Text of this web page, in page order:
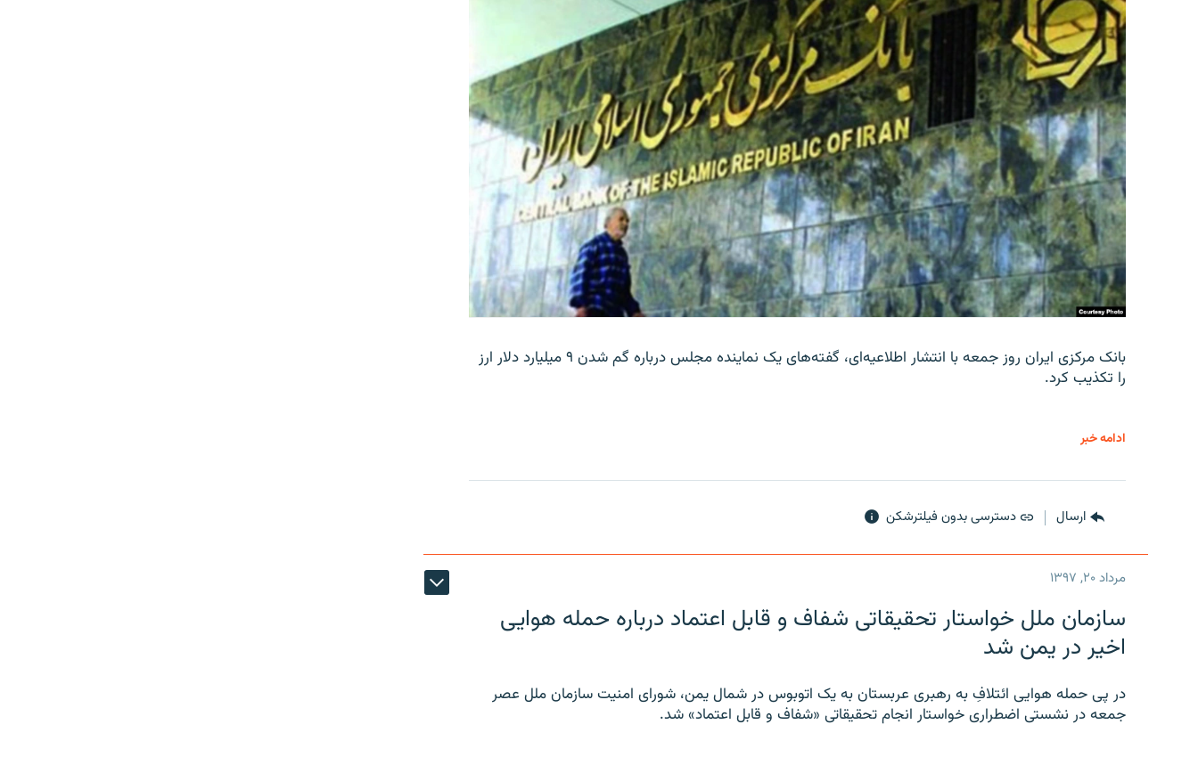
بانک مرکزی ایران روز جمعه با انتشار اطلاعیه‌ای، گفته‌های یک نماینده مجلس درباره گم شدن ۹ میلیارد دلار ارز
را تکذیب کرد.
ادامه خبر
ارسال دسترسی بدون فیلترشکن
مرداد ۲۰, ۱۳۹۷
سازمان ملل خواستار تحقیقاتی شفاف و قابل اعتماد درباره حمله هوایی
اخیر در یمن شد
در پی حمله هوایی ائتلافِ به رهبری عربستان به یک اتوبوس در شمال یمن، شورای امنیت سازمان ملل عصر
جمعه در نشستی اضطراری خواستار انجام تحقیقاتی «شفاف و قابل اعتماد» شد.